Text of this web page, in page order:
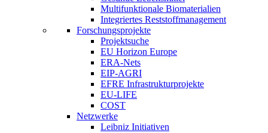
Multifunktionale Biomaterialien
Integriertes Reststoffmanagement
Forschungsprojekte
Projektsuche
EU Horizon Europe
ERA-Nets
EIP-AGRI
EFRE Infrastrukturprojekte
EU-LIFE
COST
Netzwerke
Leibniz Initiativen